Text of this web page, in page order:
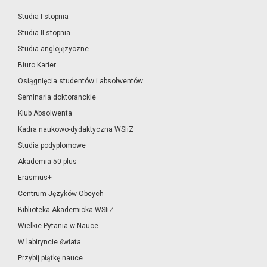
Studia I stopnia
Studia II stopnia
Studia anglojęzyczne
Biuro Karier
Osiągnięcia studentów i absolwentów
Seminaria doktoranckie
Klub Absolwenta
Kadra naukowo-dydaktyczna WSIiZ
Studia podyplomowe
Akademia 50 plus
Erasmus+
Centrum Języków Obcych
Biblioteka Akademicka WSIiZ
Wielkie Pytania w Nauce
W labiryncie świata
Przybij piątkę nauce